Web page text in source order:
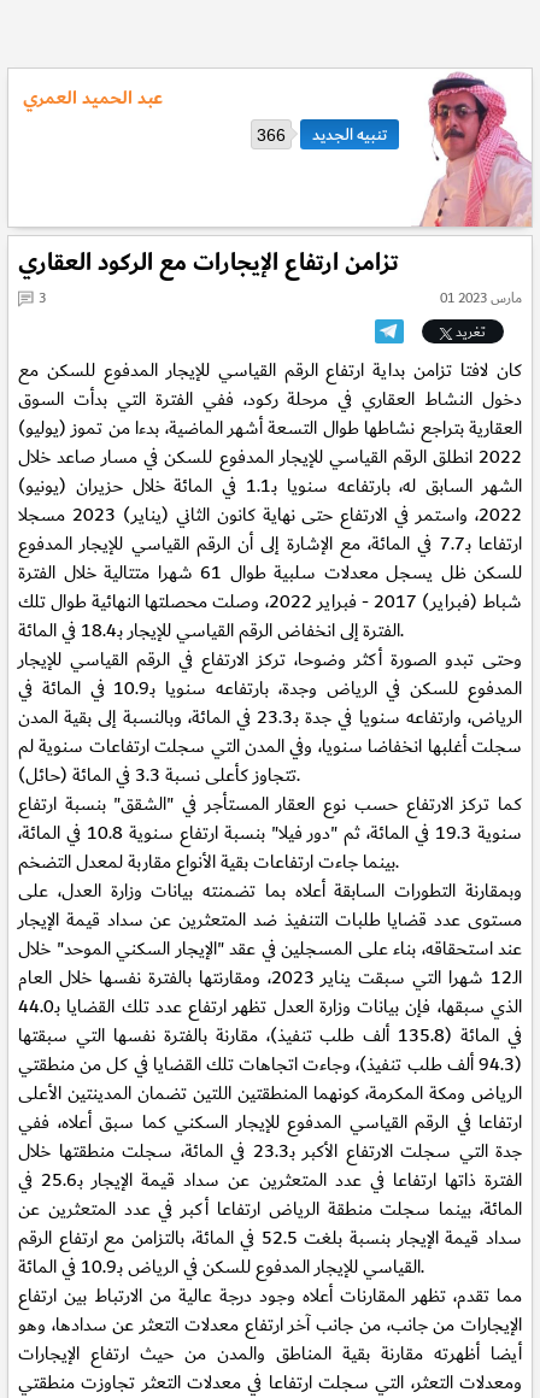
عبد الحميد العمري
366
تزامن ارتفاع الإيجارات مع الركود العقاري
01 مارس 2023
3
تغريد
كان لافتا تزامن بداية ارتفاع الرقم القياسي للإيجار المدفوع للسكن مع
دخول النشاط العقاري في مرحلة ركود، ففي الفترة التي بدأت السوق
العقارية بتراجع نشاطها طوال التسعة أشهر الماضية، بدءا من تموز (يوليو)
2022 انطلق الرقم القياسي للإيجار المدفوع للسكن في مسار صاعد خلال
الشهر السابق له، بارتفاعه سنويا بـ1.1 في المائة خلال حزيران (يونيو)
2022، واستمر في الارتفاع حتى نهاية كانون الثاني (يناير) 2023 مسجلا
ارتفاعا بـ7.7 في المائة، مع الإشارة إلى أن الرقم القياسي للإيجار المدفوع
للسكن ظل يسجل معدلات سلبية طوال 61 شهرا متتالية خلال الفترة
شباط (فبراير) 2017 - فبراير 2022، وصلت محصلتها النهائية طوال تلك
الفترة إلى انخفاض الرقم القياسي للإيجار بـ18.4 في المائة.
وحتى تبدو الصورة أكثر وضوحا، تركز الارتفاع في الرقم القياسي للإيجار
المدفوع للسكن في الرياض وجدة، بارتفاعه سنويا بـ10.9 في المائة في
الرياض، وارتفاعه سنويا في جدة بـ23.3 في المائة، وبالنسبة إلى بقية المدن
سجلت أغلبها انخفاضا سنويا، وفي المدن التي سجلت ارتفاعات سنوية لم
تتجاوز كأعلى نسبة 3.3 في المائة (حائل).
كما تركز الارتفاع حسب نوع العقار المستأجر في "الشقق" بنسبة ارتفاع
سنوية 19.3 في المائة، ثم "دور فيلا" بنسبة ارتفاع سنوية 10.8 في المائة،
بينما جاءت ارتفاعات بقية الأنواع مقاربة لمعدل التضخم.
وبمقارنة التطورات السابقة أعلاه بما تضمنته بيانات وزارة العدل، على
مستوى عدد قضايا طلبات التنفيذ ضد المتعثرين عن سداد قيمة الإيجار
عند استحقاقه، بناء على المسجلين في عقد "الإيجار السكني الموحد" خلال
الـ12 شهرا التي سبقت يناير 2023، ومقارنتها بالفترة نفسها خلال العام
الذي سبقها، فإن بيانات وزارة العدل تظهر ارتفاع عدد تلك القضايا بـ44.0
في المائة (135.8 ألف طلب تنفيذ)، مقارنة بالفترة نفسها التي سبقتها
(94.3 ألف طلب تنفيذ)، وجاءت اتجاهات تلك القضايا في كل من منطقتي
الرياض ومكة المكرمة، كونهما المنطقتين اللتين تضمان المدينتين الأعلى
ارتفاعا في الرقم القياسي المدفوع للإيجار السكني كما سبق أعلاه، ففي
جدة التي سجلت الارتفاع الأكبر بـ23.3 في المائة، سجلت منطقتها خلال
الفترة ذاتها ارتفاعا في عدد المتعثرين عن سداد قيمة الإيجار بـ25.6 في
المائة، بينما سجلت منطقة الرياض ارتفاعا أكبر في عدد المتعثرين عن
سداد قيمة الإيجار بنسبة بلغت 52.5 في المائة، بالتزامن مع ارتفاع الرقم
القياسي للإيجار المدفوع للسكن في الرياض بـ10.9 في المائة.
مما تقدم، تظهر المقارنات أعلاه وجود درجة عالية من الارتباط بين ارتفاع
الإيجارات من جانب، من جانب آخر ارتفاع معدلات التعثر عن سدادها، وهو
أيضا أظهرته مقارنة بقية المناطق والمدن من حيث ارتفاع الإيجارات
ومعدلات التعثر، التي سجلت ارتفاعا في معدلات التعثر تجاوزت منطقتي